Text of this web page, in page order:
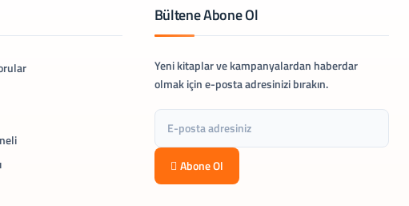
Bültene Abone Ol
Yeni kitaplar ve kampanyalardan haberdar
olmak için e-posta adresinizi bırakın.
Abone Ol